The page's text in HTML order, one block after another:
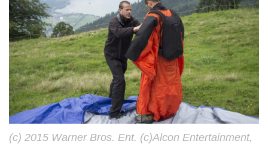
(c) 2015 Warner Bros. Ent. (c)Alcon Entertainment,